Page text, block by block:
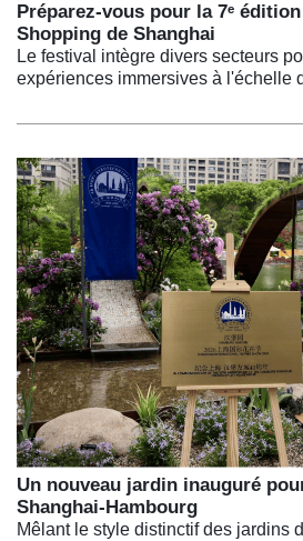
Préparez-vous pour la 7ᵉ
Shopping de Shanghai
Le festival intègre divers secteurs
expériences immersives à l'échelle
Un nouveau jardin inauguré
Shanghai-Hambourg
Mêlant le style distinctif des jardins